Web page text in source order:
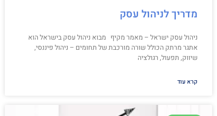
מדריך לניהול עסק
ניהול עסק ישראל – מאמר מקיף מבוא ניהול עסק בישראל הוא
אתגר מרתק הכולל שורה מורכבת של תחומים – ניהול פיננסי,
שיווק, תפעול, רגולציה
קרא עוד